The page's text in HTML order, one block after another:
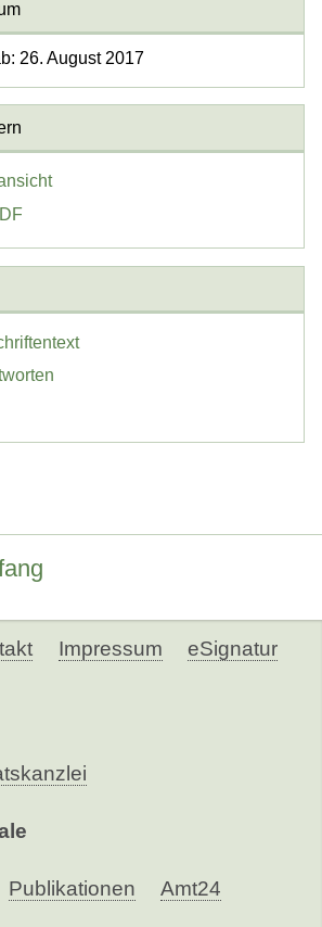
26. August 2017
Impressum eSignatur
Publikationen Amt24